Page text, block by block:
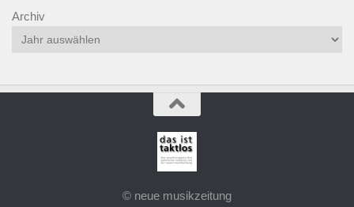
Archiv
© neue musikzeitung